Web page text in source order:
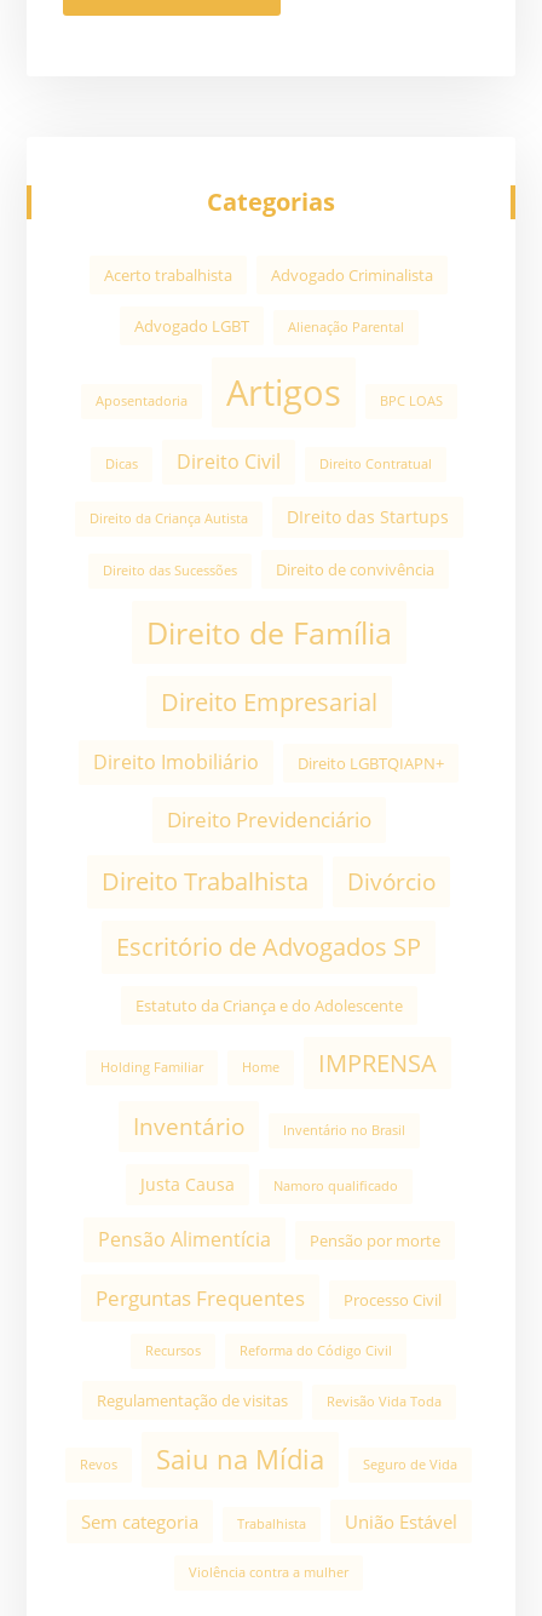
Categorias
Acerto trabalhista Advogado Criminalista
Advogado LGBT Alienação Parental
Aposentadoria Artigos BPC LOAS
Dicas Direito Civil Direito Contratual
Direito da Criança Autista DIreito das Startups
Direito das Sucessões Direito de convivência
Direito de Família
Direito Empresarial
Direito Imobiliário Direito LGBTQIAPN+
Direito Previdenciário
Direito Trabalhista
Divórcio
Escritório de Advogados SP
Estatuto da Criança e do Adolescente
Holding Familiar Home IMPRENSA
Inventário Inventário no Brasil
Justa Causa Namoro qualificado
Pensão Alimentícia Pensão por morte
Perguntas Frequentes Processo Civil
Recursos Reforma do Código Civil
Regulamentação de visitas Revisão Vida Toda
Revos Saiu na Mídia Seguro de Vida
Sem categoria Trabalhista União Estável
Violência contra a mulher